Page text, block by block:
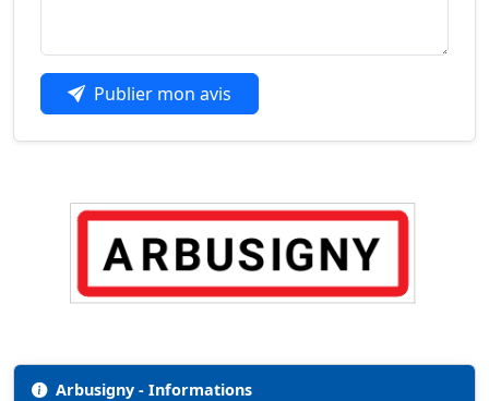
Publier mon avis
Arbusigny - Informations